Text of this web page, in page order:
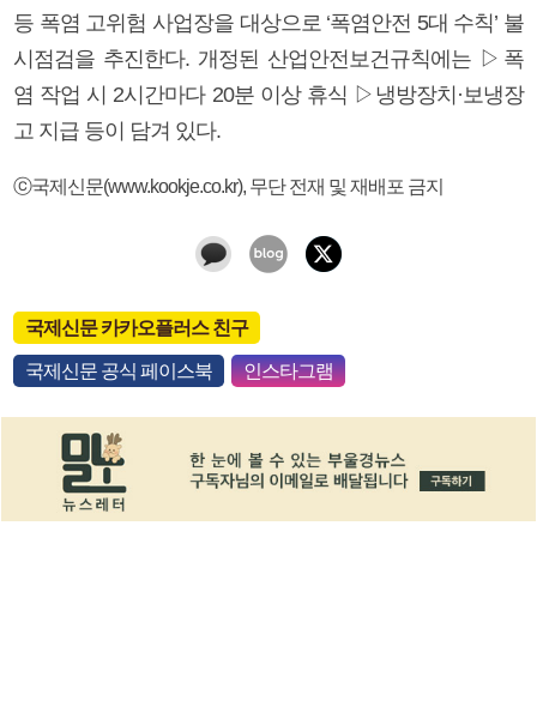
등 폭염 고위험 사업장을 대상으로 ‘폭염안전 5대 수칙’ 불
시점검을 추진한다. 개정된 산업안전보건규칙에는 ▷폭
염 작업 시 2시간마다 20분 이상 휴식 ▷냉방장치·보냉장
고 지급 등이 담겨 있다.
ⓒ국제신문(www.kookje.co.kr), 무단 전재 및 재배포 금지
국제신문 카카오플러스 친구
국제신문 공식 페이스북 인스타그램